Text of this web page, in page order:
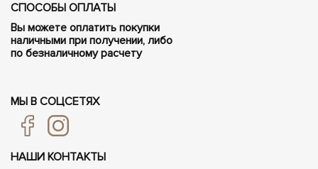
СПОСОБЫ ОПЛАТЫ
Вы можете оплатить покупки
наличными при получении, либо
по безналичному расчету
МЫ В СОЦСЕТЯХ
НАШИ КОНТАКТЫ